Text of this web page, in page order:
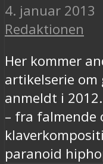
4. januar 2013
Redaktionen
Her kommer
artikelserie om
anmeldt i
– fra falmende
paranoid